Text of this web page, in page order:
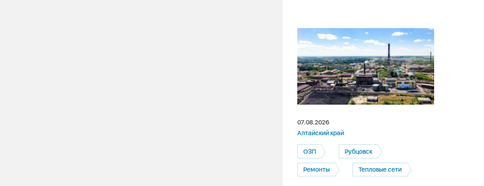
07.08.2026
Алтайский край
ОЗП Рубцовск
Ремонты Тепловые сети